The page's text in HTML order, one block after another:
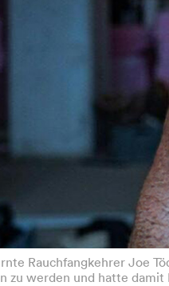
Rauchfangkehrer Joe
zu werden und hatte damit